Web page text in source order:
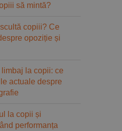
să mintă?
copiii? Ce
opoziție și
la copii: ce
actuale despre
la copii și
performanța